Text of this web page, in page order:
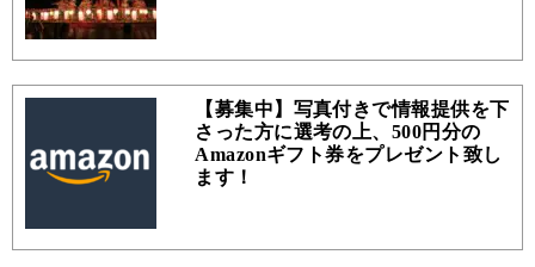
【募集中】写真付きで情報提供を下
さった方に選考の上、500円分の
Amazonギフト券をプレゼント致し
ます！